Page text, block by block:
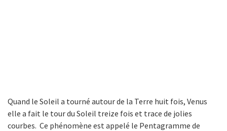
Quand le Soleil a tourné autour de la Terre huit fois, Venus
elle a fait le tour du Soleil treize fois et trace de jolies
courbes. Ce phénomène est appelé le Pentagramme de